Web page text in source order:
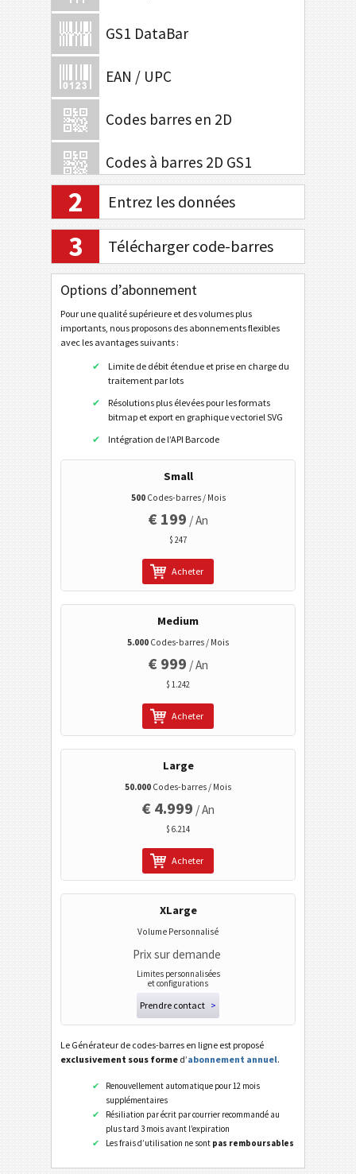
GS1 DataBar
EAN / UPC
Codes barres en 2D
Codes à barres 2D GS1
Banque électronique / SEPA
Tagging mobile
Codes de santé
Codes ISBN
Cartes de visite
Codes calendrier
Data Matrix
Wi-Fi codes barres
2 Entrez les données
3 Télécharger code-barres
Options d’abonnement
Pour une qualité supérieure et des volumes plus
importants, nous proposons des abonnements flexibles
avec les avantages suivants :
Limite de débit étendue et prise en charge du
traitement par lots
Résolutions plus élevées pour les formats
bitmap et export en graphique vectoriel SVG
Intégration de l’API Barcode
Small
500Codes-barres / Mois
€ 199 / An
$ 247
Acheter
Medium
5.000 Codes-barres / Mois
€ 999 / An
$ 1.242
Acheter
Large
50.000 Codes-barres / Mois
€ 4.999 / An
$ 6.214
Acheter
XLarge
Volume Personnalisé
Prix sur demande
Limites personnalisées
et configurations
Prendre contact >
Le Générateur de codes-barres en ligne est proposé
exclusivement sous forme d’abonnement annuel.
Renouvellement automatique pour 12 mois
supplémentaires
Résiliation par écrit par courrier recommandé au
plus tard 3 mois avant l’expiration
Les frais d’utilisation ne sont pas remboursables